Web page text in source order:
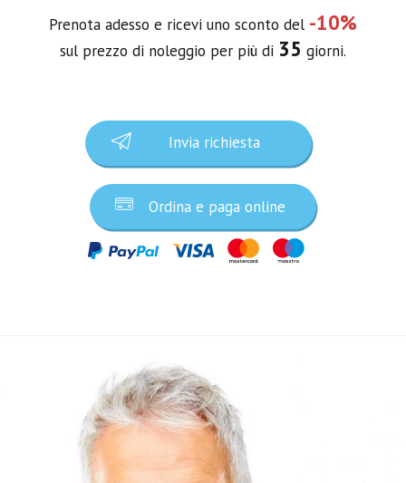
Prenota adesso e ricevi uno sconto del -10%
sul prezzo di noleggio per più di 35 giorni.
Invia richiesta
Ordina e paga online